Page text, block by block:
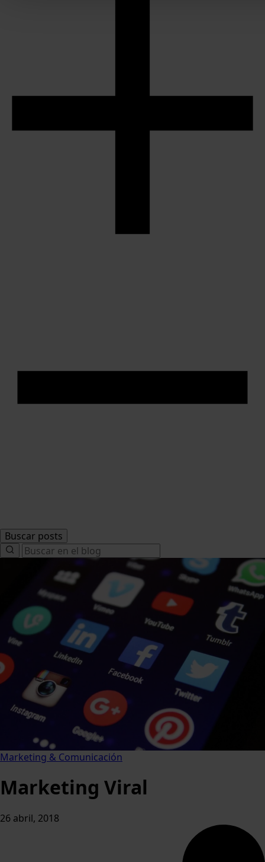
Buscar posts
Search
for:
Marketing & Comunicación
Marketing Viral
26 abril, 2018